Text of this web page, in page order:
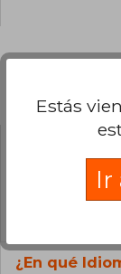
¿El libro es
Todos los
catálogo
¿En qué
Estás
Ir